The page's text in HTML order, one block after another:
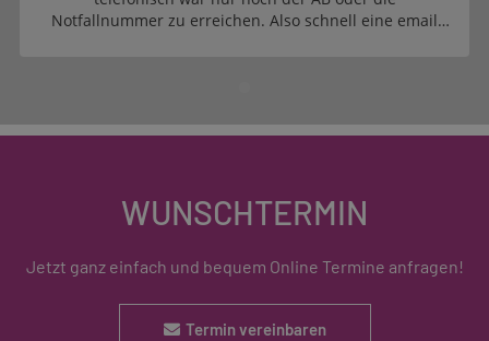
Notfallnummer zu erreichen. Also schnell eine email
WUNSCHTERMIN
Jetzt ganz einfach und bequem Online Termine anfragen!
Termin vereinbaren